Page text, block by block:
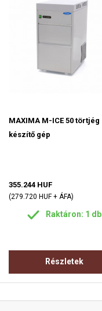
MAXIMA M-ICE 50 törtjég
készítő gép
355.244 HUF
(279.720 HUF + ÁFA)
Raktáron: 1 db
Részletek